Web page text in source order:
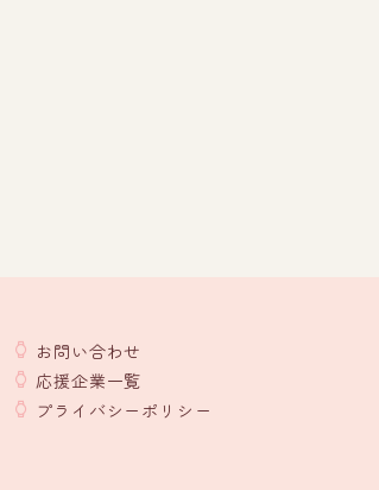
お問い合わせ
応援企業一覧
プライバシーポリシー